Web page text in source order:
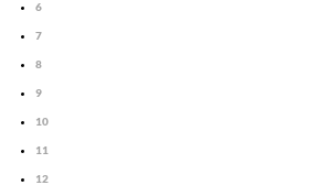
6
7
8
9
10
11
12